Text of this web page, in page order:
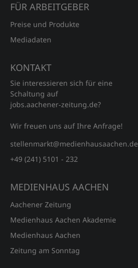
FÜR ARBEITGEBER
Preise und Produkte
Mediadaten
KONTAKT
Sie interessieren sich für eine
Schaltung auf
jobs.aachener‑zeitung.de?
Wir freuen uns auf Ihre Anfrage!
stellenmarkt@medienhausaachen.de
+49 (241) 5101 - 232
MEDIENHAUS AACHEN
Aachener Zeitung
Medienhaus Aachen Akademie
Medienhaus Aachen
Zeitung am Sonntag